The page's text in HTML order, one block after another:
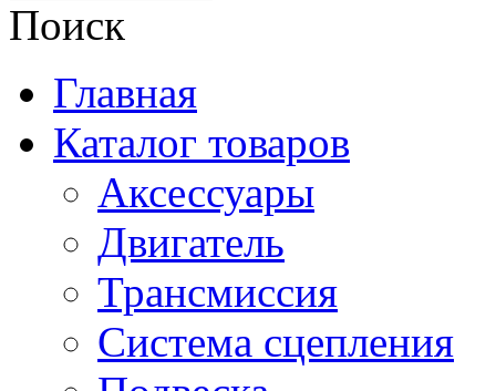
Поиск
Главная
Каталог товаров
Аксессуары
Двигатель
Трансмиссия
Система сцепления